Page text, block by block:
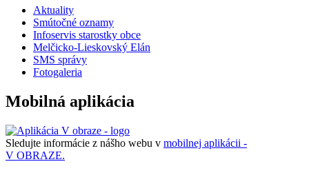
Aktuality
Smútočné oznamy
Infoservis starostky obce
Melčicko-Lieskovský Elán
SMS správy
Fotogaleria
Mobilná aplikácia
Sledujte informácie z nášho webu v mobilnej aplikácii -
V OBRAZE.